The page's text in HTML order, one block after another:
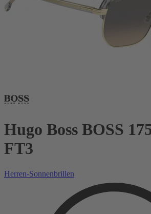
Hugo Boss BOSS
FT3
Herren-Sonnenbrillen